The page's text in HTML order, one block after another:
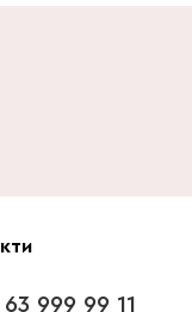
999 99 11